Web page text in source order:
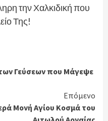
την Χαλκιδική που
Της!
των Γεύσεων που Μάγεψε
Επόμενο
Μονή Αγίου Κοσμά του